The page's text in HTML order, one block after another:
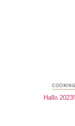
COOKING
Hallo 2023!